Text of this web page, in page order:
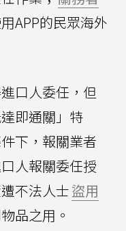
APP的民眾海外
口人委任，但
即通關」特
下，報關業者
人報關委任授
不法人士盜用
品之用。